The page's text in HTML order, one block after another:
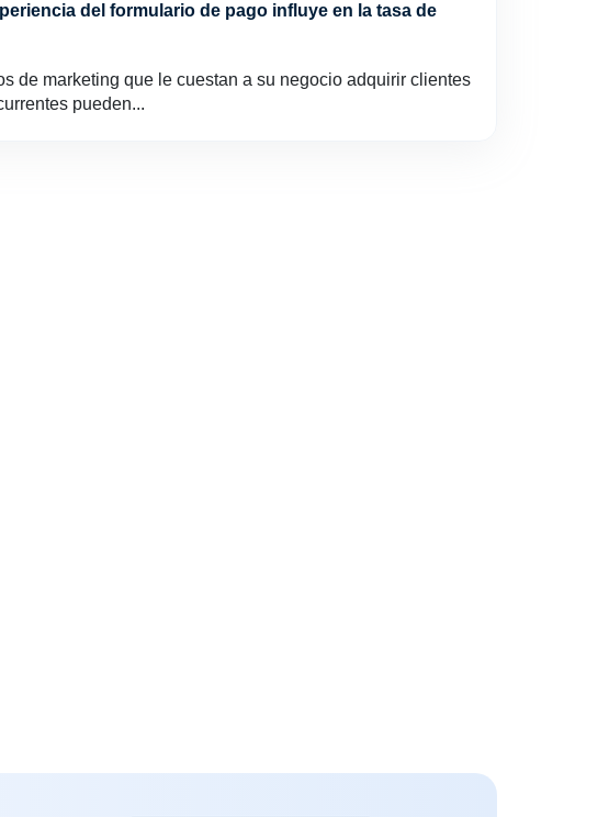
del formulario de pago influye en la tasa de
de marketing que le cuestan a su negocio adquirir clientes
pueden...